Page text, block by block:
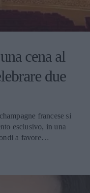
cena al
due
francese si
esclusivo, in una
a favore